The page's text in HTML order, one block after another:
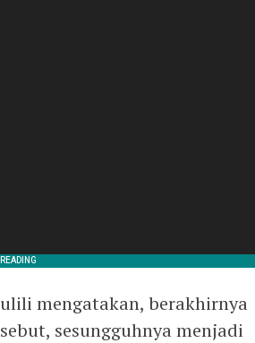
mengatakan, berakhirnya
sesungguhnya menjadi